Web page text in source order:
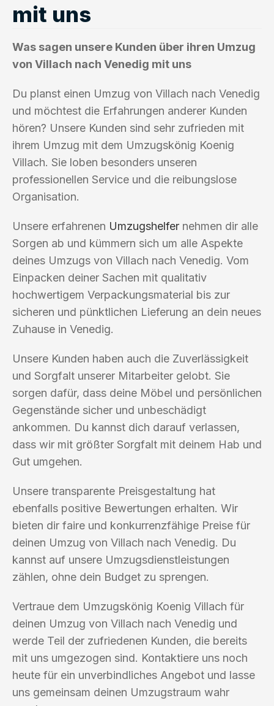
mit uns
Was sagen unsere Kunden über ihren Umzug
von Villach nach Venedig mit uns
Du planst einen Umzug von Villach nach Venedig
und möchtest die Erfahrungen anderer Kunden
hören? Unsere Kunden sind sehr zufrieden mit
ihrem Umzug mit dem Umzugskönig Koenig
Villach. Sie loben besonders unseren
professionellen Service und die reibungslose
Organisation.
Unsere erfahrenen Umzugshelfer nehmen dir alle
Sorgen ab und kümmern sich um alle Aspekte
deines Umzugs von Villach nach Venedig. Vom
Einpacken deiner Sachen mit qualitativ
hochwertigem Verpackungsmaterial bis zur
sicheren und pünktlichen Lieferung an dein neues
Zuhause in Venedig.
Unsere Kunden haben auch die Zuverlässigkeit
und Sorgfalt unserer Mitarbeiter gelobt. Sie
sorgen dafür, dass deine Möbel und persönlichen
Gegenstände sicher und unbeschädigt
ankommen. Du kannst dich darauf verlassen,
dass wir mit größter Sorgfalt mit deinem Hab und
Gut umgehen.
Unsere transparente Preisgestaltung hat
ebenfalls positive Bewertungen erhalten. Wir
bieten dir faire und konkurrenzfähige Preise für
deinen Umzug von Villach nach Venedig. Du
kannst auf unsere Umzugsdienstleistungen
zählen, ohne dein Budget zu sprengen.
Vertraue dem Umzugskönig Koenig Villach für
deinen Umzug von Villach nach Venedig und
werde Teil der zufriedenen Kunden, die bereits
mit uns umgezogen sind. Kontaktiere uns noch
heute für ein unverbindliches Angebot und lasse
uns gemeinsam deinen Umzugstraum wahr